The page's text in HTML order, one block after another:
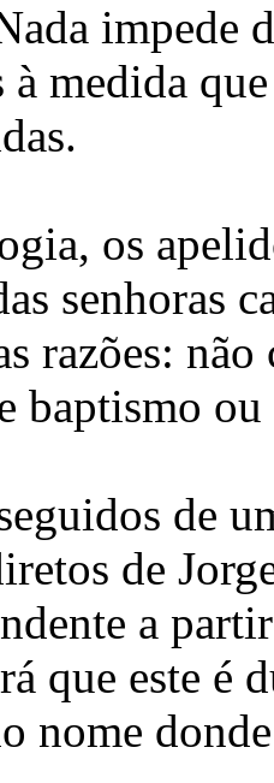
impede
à medida
os
senhoras
razões:
baptismo
de
de
a
que este é
nome